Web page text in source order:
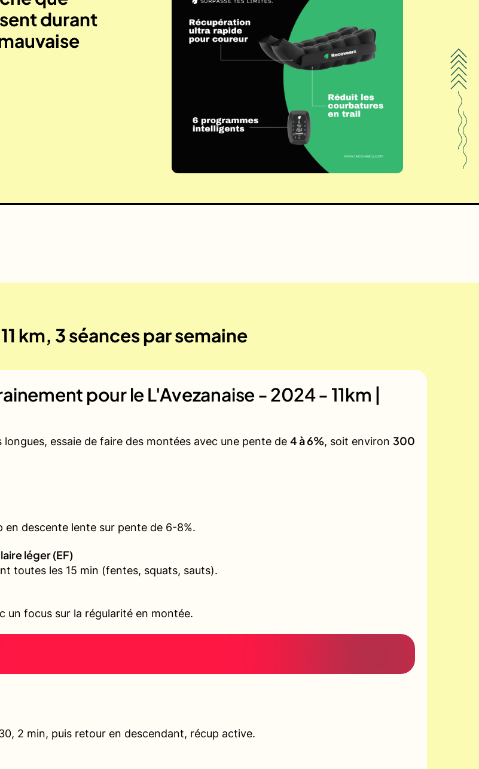
durant
km, 3 séances par semaine
pour le L'Avezanaise - 2024 - 11km |
essaie de faire des montées avec une pente de 4 à 6%, soit environ 300
descente lente sur pente de 6-8%.
léger (EF)
toutes les 15 min (fentes, squats, sauts).
un focus sur la régularité en montée.
2 min, puis retour en descendant, récup active.